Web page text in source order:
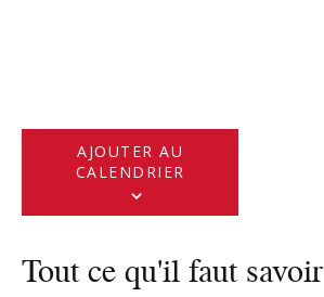
AJOUTER AU
CALENDRIER
Tout ce qu'il faut savoir